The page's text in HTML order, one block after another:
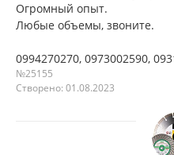
Огромный опыт.
Любые объемы, звоните.
0994270270, 0973002590,
№25155
Створено: 01.08.2023